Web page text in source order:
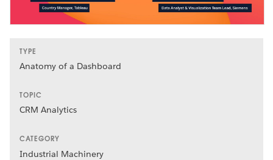
TYPE
Anatomy of a Dashboard
TOPIC
CRM Analytics
CATEGORY
Industrial Machinery